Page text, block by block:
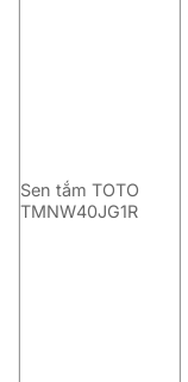
Sen tắm TOTO
TMNW40JG1R